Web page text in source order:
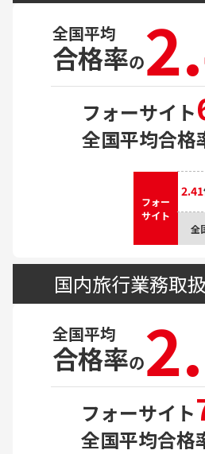
全国平均
合格率の
フォーサイト
全国平均合格
フォー
サイト
全
2.41
国内旅行業務取
全国平均
合格率の
フォーサイト
全国平均合格